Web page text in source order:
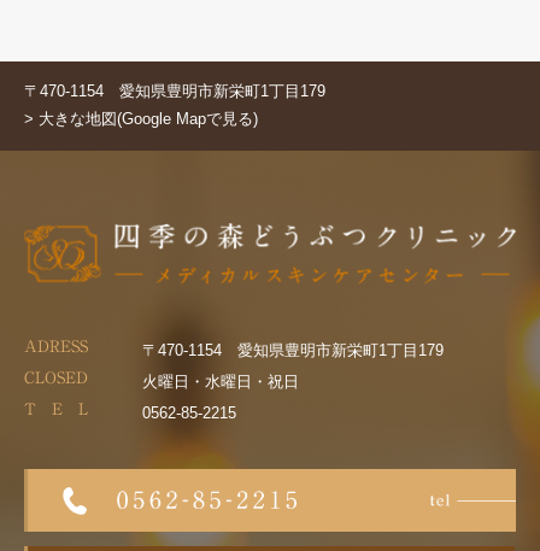
〒470-1154 愛知県豊明市新栄町1丁目179
> 大きな地図(Google Mapで見る)
ADRESS 〒470-1154 愛知県豊明市新栄町1丁目179
CLOSED 火曜日・水曜日・祝日
T E L 0562-85-2215